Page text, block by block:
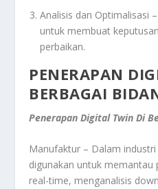
Analisis dan Optimalisasi
untuk membuat
perbaikan.
PENERAPAN
BERBAGAI
Penerapan Digital Twin Di
Manufaktur – Dalam
digunakan untuk
real-time, menganalisis